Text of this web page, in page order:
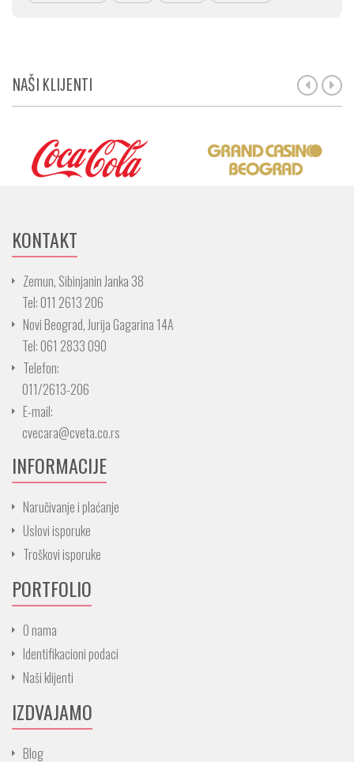
NAŠI KLIJENTI
KONTAKT
Zemun, Sibinjanin Janka 38
Tel: 011 2613 206
Novi Beograd, Jurija Gagarina 14A
Tel: 061 2833 090
Telefon:
011/2613-206
E-mail:
cvecara@cveta.co.rs
INFORMACIJE
Naručivanje i plaćanje
Uslovi isporuke
Troškovi isporuke
PORTFOLIO
O nama
Identifikacioni podaci
Naši klijenti
IZDVAJAMO
Blog